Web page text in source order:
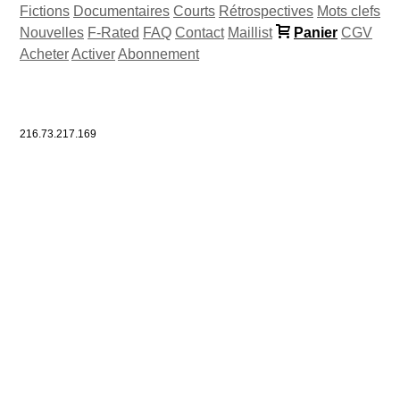
Fictions Documentaires Courts Rétrospectives Mots clefs
Nouvelles F-Rated FAQ Contact Maillist Panier CGV
AcheterActiverAbonnement
216.73.217.169